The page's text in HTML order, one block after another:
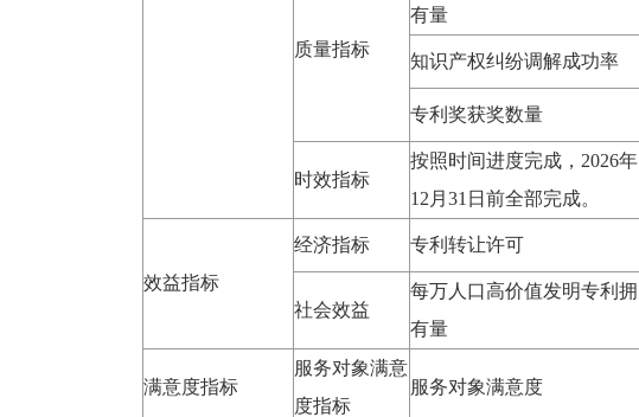
质量指标
有量
知识产权纠纷调解成功率
专利奖获奖数量
时效指标
按照时间进度完成，2026年
12月31日前全部完成。
效益指标
经济指标 专利转让许可
社会效益
每万人口高价值发明专利拥
有量
满意度指标
服务对象满意
度指标
服务对象满意度